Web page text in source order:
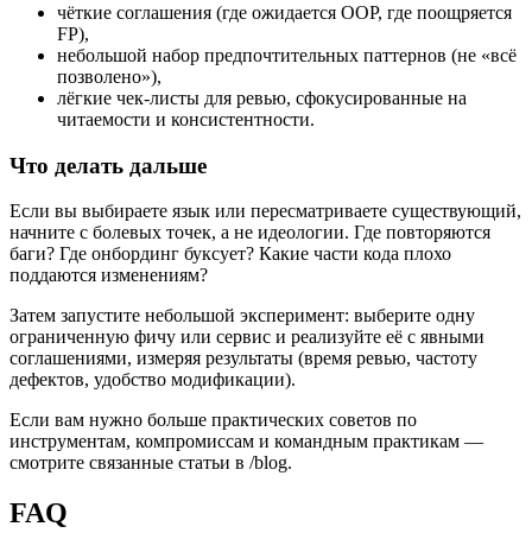
чёткие соглашения (где ожидается OOP, где поощряется
FP),
небольшой набор предпочтительных паттернов (не «всё
позволено»),
лёгкие чек-листы для ревью, сфокусированные на
читаемости и консистентности.
Что делать дальше
Если вы выбираете язык или пересматриваете существующий,
начните с болевых точек, а не идеологии. Где повторяются
баги? Где онбординг буксует? Какие части кода плохо
поддаются изменениям?
Затем запустите небольшой эксперимент: выберите одну
ограниченную фичу или сервис и реализуйте её с явными
соглашениями, измеряя результаты (время ревью, частоту
дефектов, удобство модификации).
Если вам нужно больше практических советов по
инструментам, компромиссам и командным практикам —
смотрите связанные статьи в /blog.
FAQ